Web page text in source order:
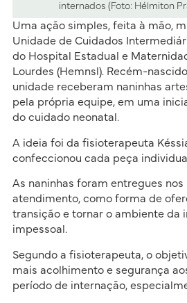
internados (Foto: Hélmiton
Uma ação simples, feita à mão,
Unidade de Cuidados
do Hospital Estadual e
Lourdes (Hemnsl). Recém-
unidade receberam naninhas
pela própria equipe, em uma
do cuidado neonatal.
A ideia foi da fisioterapeuta
confeccionou cada peça
As naninhas foram entregues
atendimento, como forma de
transição e tornar o ambiente da
impessoal.
Segundo a fisioterapeuta, o
mais acolhimento e segurança
período de internação,